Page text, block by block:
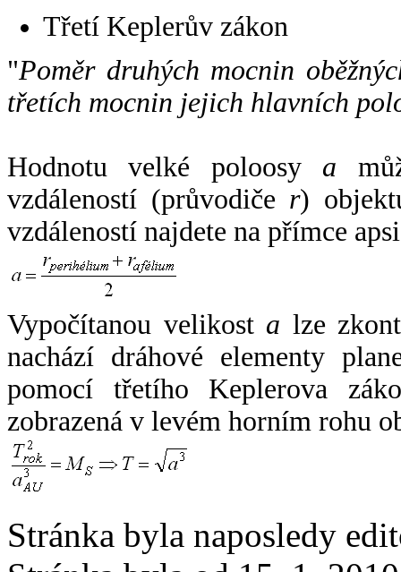
Třetí Keplerův zákon
"Poměr druhých mocnin
třetích mocnin jejich hlavních
Hodnotu velké poloosy a
vzdáleností (průvodiče r)
vzdáleností najdete na přímce
Vypočítanou velikost a lze
nachází dráhové elementy
pomocí třetího Keplerova
zobrazená v levém horním rohu
Stránka byla naposledy